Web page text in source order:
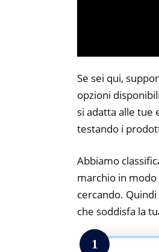
Se sei qui,
opzioni
si adatta alle tue
testando i
Abbiamo
marchio in
cercando.
che soddisfa la
1